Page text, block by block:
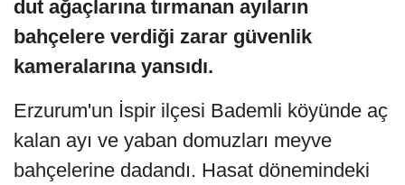
dut ağaçlarına tırmanan ayıların
bahçelere verdiği zarar güvenlik
kameralarına yansıdı.
Erzurum'un İspir ilçesi Bademli köyünde aç
kalan ayı ve yaban domuzları meyve
bahçelerine dadandı. Hasat dönemindeki